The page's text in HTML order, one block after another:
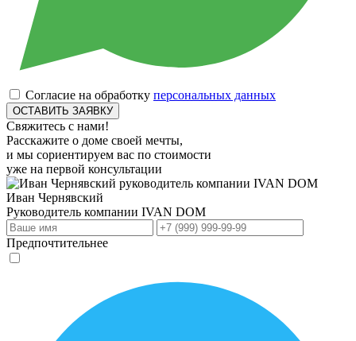
Согласие на обработку персональных данных
Свяжитесь с нами!
Расскажите о доме своей мечты,
и мы сориентируем вас по стоимости
уже на первой консультации
Иван Чернявский
Руководитель компании IVAN DOM
Предпочтительнее